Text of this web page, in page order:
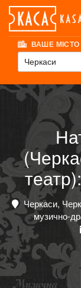
ВАШЕ МІСТО
Черкаси
Черкаси,
музично-